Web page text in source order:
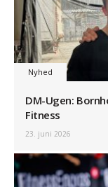
Nyhed
DM-Ugen:
Fitness
23. juni 2026